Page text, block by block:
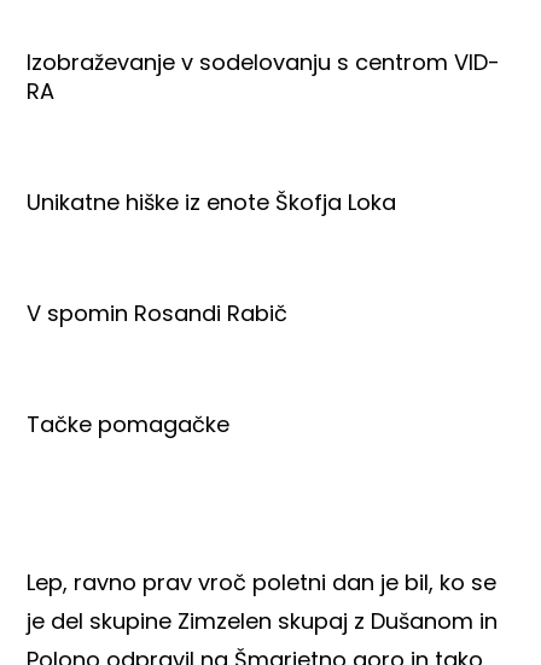
Izobraževanje v sodelovanju s centrom VID-
RA
Unikatne hiške iz enote Škofja Loka
V spomin Rosandi Rabič
Tačke pomagačke
Lep, ravno prav vroč poletni dan je bil, ko se
je del skupine Zimzelen skupaj z Dušanom in